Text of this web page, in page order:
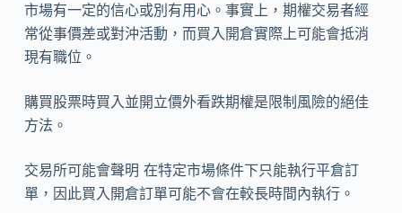
市場有一定的信心或別有用心。事實上，期權交易者經
常從事價差或對沖活動，而買入開倉實際上可能會抵消
現有職位。
購買股票時買入並開立價外看跌期權是限制風險的絕佳
方法。
交易所可能會聲明 在特定市場條件下只能執行平倉訂
單，因此買入開倉訂單可能不會在較長時間內執行。